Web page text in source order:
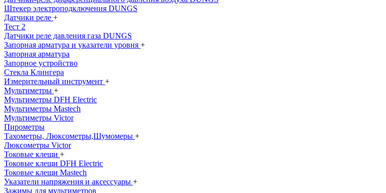
Штекер электроподключения DUNGS
Датчики реле +
Тест 2
Датчики реле давления газа DUNGS
Запорная арматура и указатели уровня +
Запорная арматура
Запорное устройство
Стекла Клингера
Измерительный инструмент +
Мультиметры +
Мультиметры DFH Electric
Мультиметры Mastech
Мультиметры Victor
Пирометры
Тахометры, Люксометры,Шумомеры +
Люксометры Victor
Токовые клещи +
Токовые клещи DFH Electric
Токовые клещи Mastech
Указатели напряжения и аксессуары +
Зажимы для мультиметров